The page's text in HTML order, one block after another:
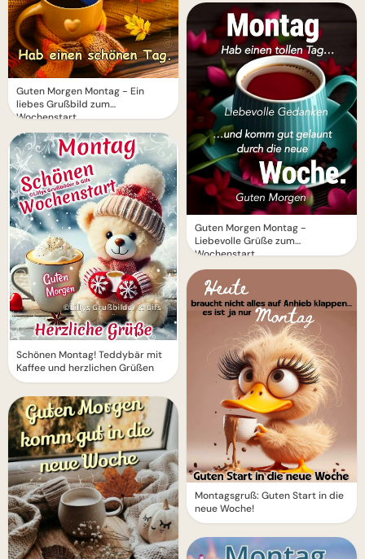
Guten Morgen Montag - Ein
liebes Grußbild zum
Wochenstart
Schönen Montag! Teddybär mit
Kaffee und herzlichen Grüßen
Guten Morgen Montag -
Liebevolle Grüße zum
Wochenstart
Montagsgruß: Guten Start in die
neue Woche!